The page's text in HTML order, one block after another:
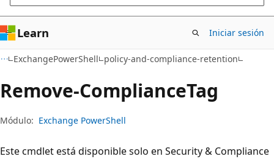
Learn Iniciar sesión
ExchangePowerShell policy-and-compliance-retention
Remove-ComplianceTag
Módulo: Exchange PowerShell
Este cmdlet está disponible solo en Security & Compliance